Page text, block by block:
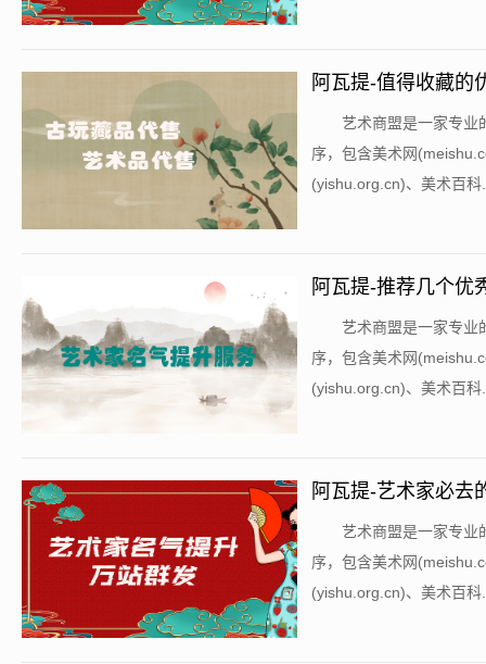
阿瓦提-值得收藏的
艺术商盟是一家专业
序，包含美术网
(yishu.org.cn)、美术百科
阿瓦提-推荐几个优
艺术商盟是一家专业
序，包含美术网
(yishu.org.cn)、美术百科
阿瓦提-艺术家必去
艺术商盟是一家专业
序，包含美术网
(yishu.org.cn)、美术百科